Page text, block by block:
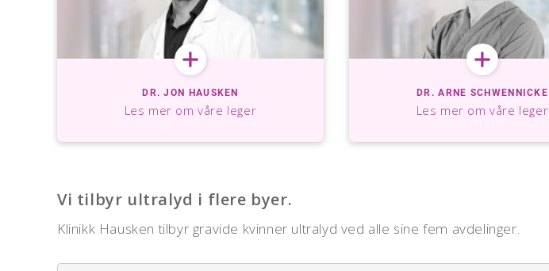
DR. JON HAUSKEN
Les mer om våre leger
DR. ARNE SCHWENNICKE
Les mer om våre leger
Vi tilbyr ultralyd i flere byer.
Klinikk Hausken tilbyr gravide kvinner ultralyd ved alle sine fem avdelinger.